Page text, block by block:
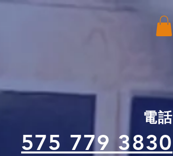
電話
575 779 3830